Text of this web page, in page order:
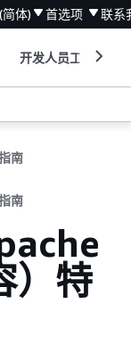
体) 首选项 联系
开发人员工具
南
南
）特